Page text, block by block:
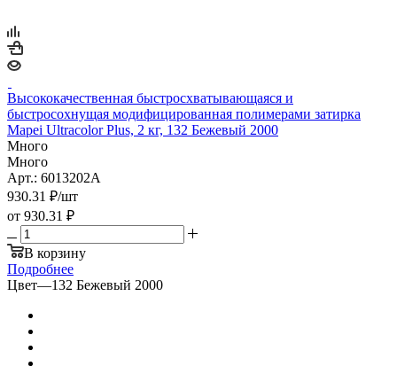
Высококачественная быстросхватывающаяся и
быстросохнущая модифицированная полимерами затирка
Mapei Ultracolor Plus, 2 кг, 132 Бежевый 2000
Много
Много
Арт.: 6013202A
930.31 ₽/шт
от 930.31 ₽
В корзину
Подробнее
Цвет—132 Бежевый 2000